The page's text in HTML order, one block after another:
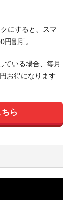
にすると、スマ
割引。
ている場合、毎月
お得になります
ら